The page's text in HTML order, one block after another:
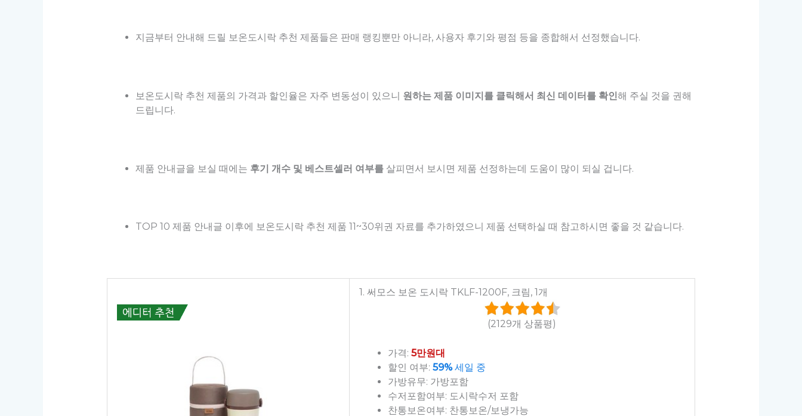
지금부터 안내해 드릴 보온도시락 추천 제품들은 판매 랭킹뿐만 아니라, 사용자 후기와 평점 등을 종합해서 선정했습니다.
보온도시락 추천 제품의 가격과 할인율은 자주 변동성이 있으니 원하는 제품 이미지를 클릭해서 최신 데이터를 확인해 주실 것을 권해
드립니다.
제품 안내글을 보실 때에는 후기 개수 및 베스트셀러 여부를살피면서 보시면 제품 선정하는데 도움이 많이 되실 겁니다.
TOP 10 제품 안내글 이후에 보온도시락 추천 제품 11~30위권 자료를 추가하였으니 제품 선택하실 때 참고하시면 좋을 것 같습니다.
1. 써모스 보온 도시락 TKLF-1200F, 크림, 1개
(2129개 상품평)
가격: 5만원대
할인 여부: 59%세일 중
가방유무: 가방포함
수저포함여부: 도시락수저 포함
찬통보온여부: 찬통보온/보냉가능